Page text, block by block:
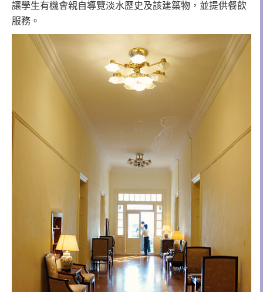
讓學生有機會親自導覽淡水歷史及該建築物，並提供餐飲
服務。